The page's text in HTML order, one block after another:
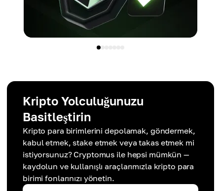
Kripto Yolculuğunuzu
Basitleştirin
Kripto para birimlerini depolamak, göndermek,
kabul etmek, stake etmek veya takas etmek mi
istiyorsunuz? Cryptomus ile hepsi mümkün —
kaydolun ve kullanışlı araçlarımızla kripto para
birimi fonlarınızı yönetin.